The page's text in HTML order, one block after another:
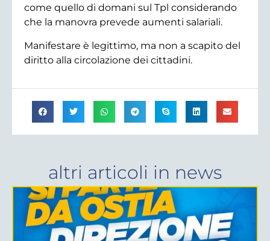
come quello di domani sul Tpl considerando
che la manovra prevede aumenti salariali.
Manifestare è legittimo, ma non a scapito del
diritto alla circolazione dei cittadini.
altri articoli in news